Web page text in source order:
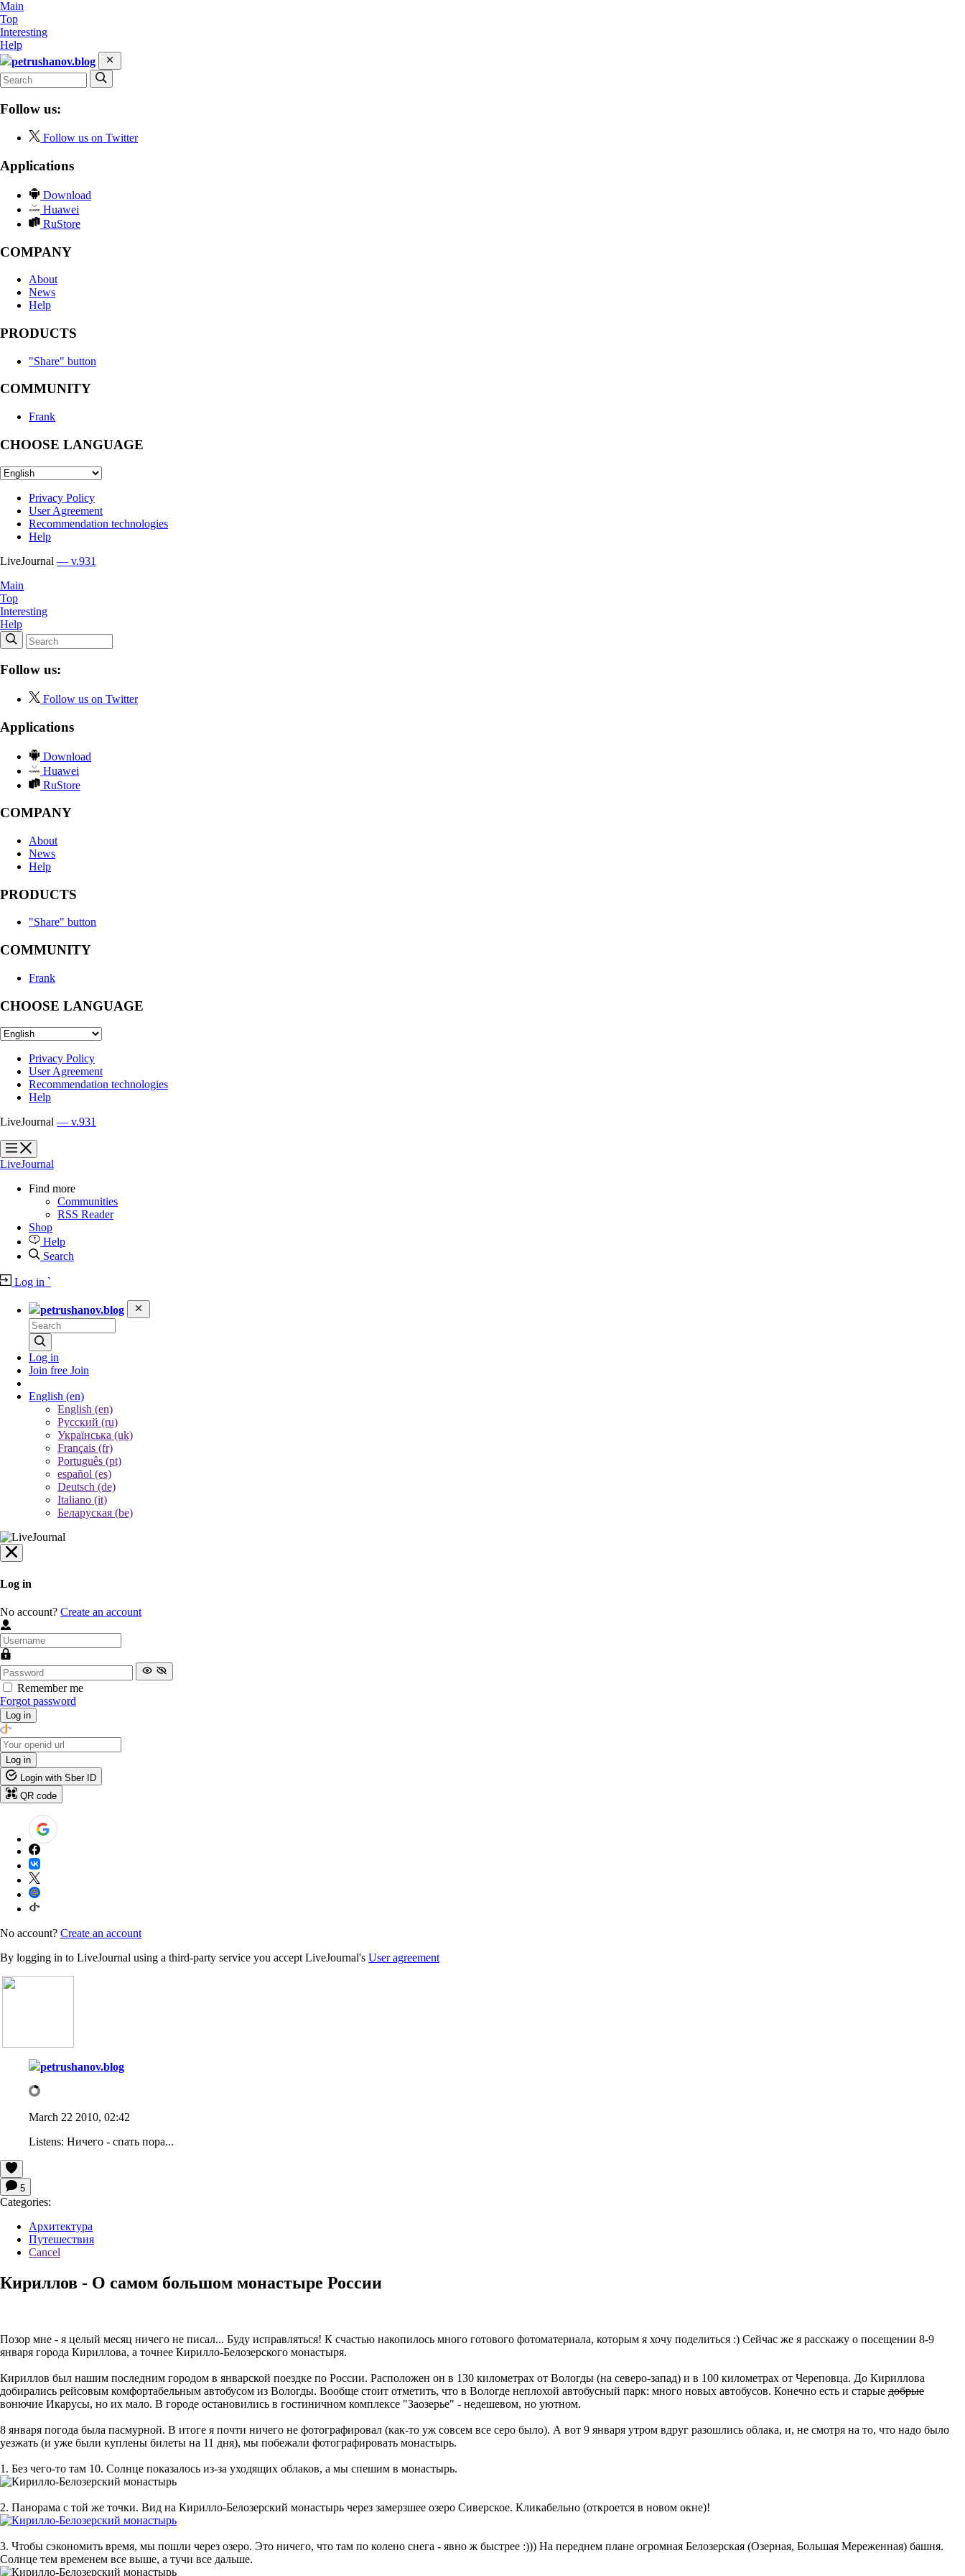
Main
Top
Interesting
Help
petrushanov.blog
Follow us:
Follow us on Twitter
Applications
Download
Huawei
RuStore
COMPANY
About
News
Help
PRODUCTS
"Share" button
COMMUNITY
Frank
CHOOSE LANGUAGE
Privacy Policy
User Agreement
Recommendation technologies
Help
LiveJournal — v.931
Main
Top
Interesting
Help
Follow us:
Follow us on Twitter
Applications
Download
Huawei
RuStore
COMPANY
About
News
Help
PRODUCTS
"Share" button
COMMUNITY
Frank
CHOOSE LANGUAGE
Privacy Policy
User Agreement
Recommendation technologies
Help
LiveJournal — v.931
?
?
LiveJournal
Find more
Communities
RSS Reader
Shop
Help
Search
Log in `
petrushanov.blog
Log in
Join free Join
English (en)
English (en)
Русский (ru)
Українська (uk)
Français (fr)
Português (pt)
español (es)
Deutsch (de)
Italiano (it)
Беларуская (be)
Log in
No account? Create an account
Remember me
Forgot password
Log in
Log in
Login with Sber ID
QR code
No account? Create an account
By logging in to LiveJournal using a third-party service you accept LiveJournal's User agreement
petrushanov.blog
March 22 2010, 02:42
Listens: Ничего - спать пора...
5
Categories:
Архитектура
Путешествия
Cancel
Кириллов - О самом большом монастыре России
Позор мне - я целый месяц ничего не писал... Буду исправляться! К счастью накопилось много готового фотоматериала, которым я хочу поделиться :) Сейчас же я расскажу о посещении 8-9
января города Кириллова, а точнее Кирилло-Белозерского монастыря.
Кириллов был нашим последним городом в январской поездке по России. Расположен он в 130 километрах от Вологды (на северо-запад) и в 100 километрах от Череповца. До Кириллова
добирались рейсовым комфортабельным автобусом из Вологды. Вообще стоит отметить, что в Вологде неплохой автобусный парк: много новых автобусов. Конечно есть и старые добрые
вонючие Икарусы, но их мало. В городе остановились в гостиничном комплексе "Заозерье" - недешевом, но уютном.
8 января погода была пасмурной. В итоге я почти ничего не фотографировал (как-то уж совсем все серо было). А вот 9 января утром вдруг разошлись облака, и, не смотря на то, что надо было
уезжать (и уже были куплены билеты на 11 дня), мы побежали фотографировать монастырь.
1. Без чего-то там 10. Солнце показалось из-за уходящих облаков, а мы спешим в монастырь.
2. Панорама с той же точки. Вид на Кирилло-Белозерский монастырь через замерзшее озеро Сиверское. Кликабельно (откроется в новом окне)!
3. Чтобы сэкономить время, мы пошли через озеро. Это ничего, что там по колено снега - явно ж быстрее :))) На переднем плане огромная Белозерская (Озерная, Большая Мереженная) башня.
Солнце тем временем все выше, а тучи все дальше.